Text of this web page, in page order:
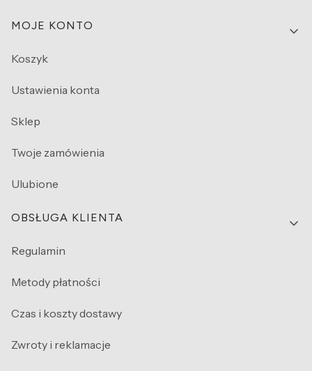
MOJE KONTO
Koszyk
Ustawienia konta
Sklep
Twoje zamówienia
Ulubione
OBSŁUGA KLIENTA
Regulamin
Metody płatności
Czas i koszty dostawy
Zwroty i reklamacje